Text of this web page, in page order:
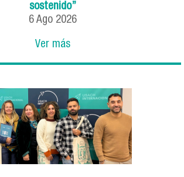
sostenido”
6 Ago 2026
Ver más